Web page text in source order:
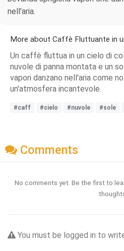
nell'aria.
More about Caffè Fluttuante in
Un caffè fluttua in un cielo di
nuvole di panna montata e un
vapori danzano nell'aria come
un'atmosfera incantevole.
#caff #cielo #nuvole #sole
Comments
No comments yet. Be the first to
You must be logged in to